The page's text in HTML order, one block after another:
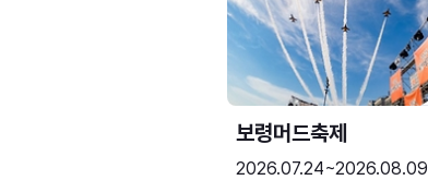
보령머드축제
2026.07.24~2026.08.09